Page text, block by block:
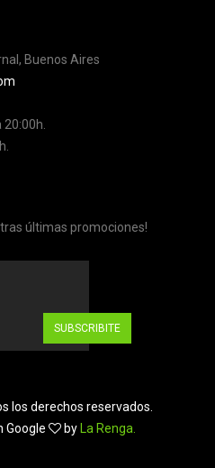
Buenos Aires
20:00h.
últimas promociones!
SUBSCRIBITE
los derechos reservados.
Google
by La Renga.